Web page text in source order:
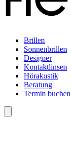
Brillen
Sonnenbrillen
Designer
Kontaktlinsen
Hörakustik
Beratung
Termin buchen